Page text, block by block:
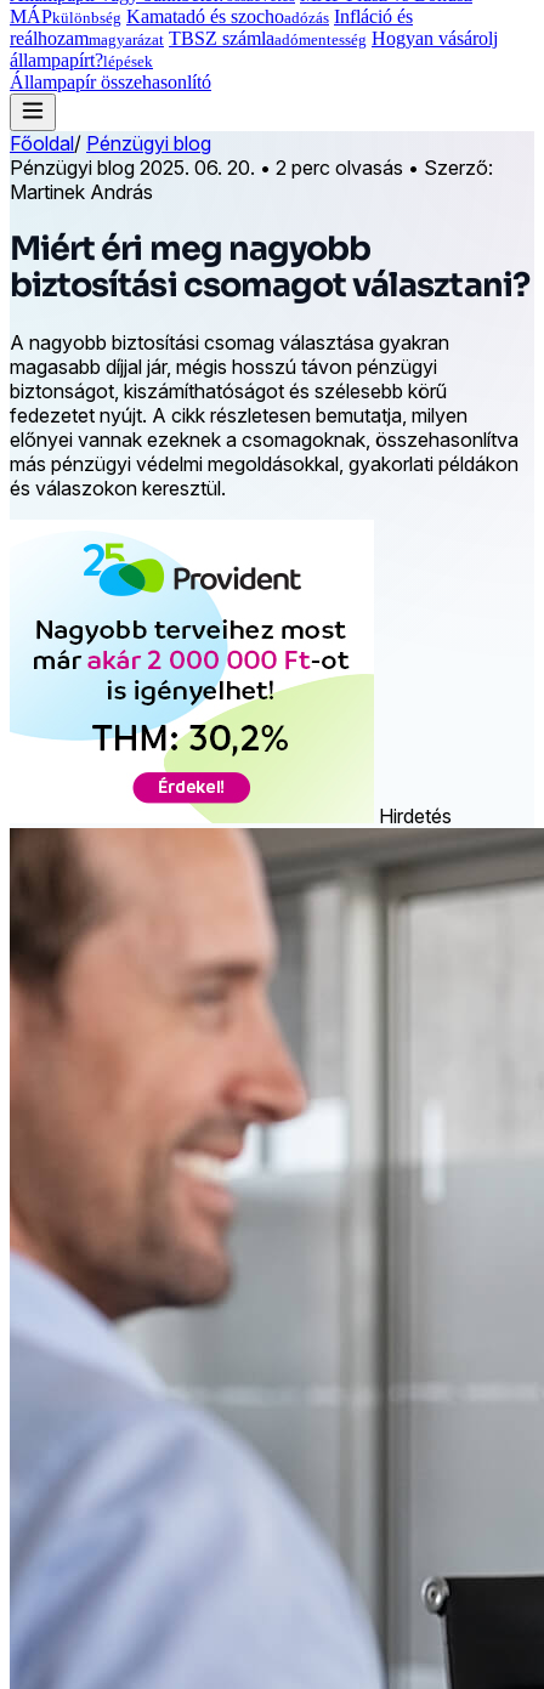
MÁPkülönbség Kamatadó és szochoadózás Infláció és
reálhozammagyarázat TBSZ számlaadómentesség Hogyan vásárolj
állampapírt?lépések
Állampapír összehasonlító
Főoldal/ Pénzügyi blog
Pénzügyi blog 2025. 06. 20. • 2 perc olvasás • Szerző:
Martinek András
Miért éri meg nagyobb
biztosítási csomagot választani?
A nagyobb biztosítási csomag választása gyakran
magasabb díjjal jár, mégis hosszú távon pénzügyi
biztonságot, kiszámíthatóságot és szélesebb körű
fedezetet nyújt. A cikk részletesen bemutatja, milyen
előnyei vannak ezeknek a csomagoknak, összehasonlítva
más pénzügyi védelmi megoldásokkal, gyakorlati példákon
és válaszokon keresztül.
Hirdetés